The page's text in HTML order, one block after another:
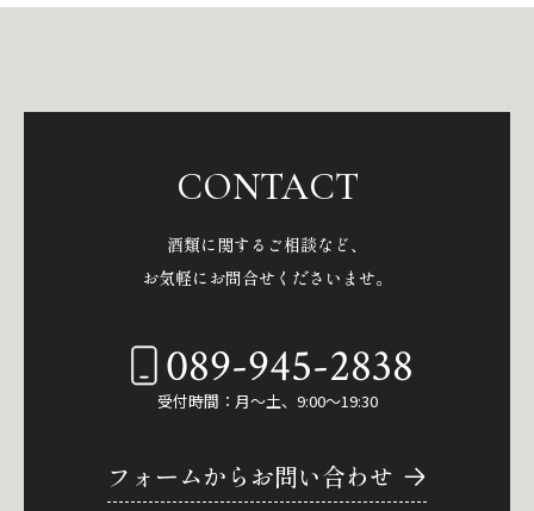
CONTACT
酒類に関するご相談など、
お気軽にお問合せくださいませ。
089-945-2838
受付時間：月～土、9:00～19:30
フォームからお問い合わせ